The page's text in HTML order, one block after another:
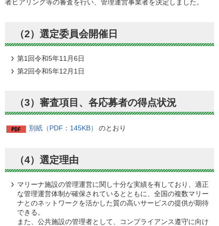
者ヒアリング等の審査を行い、管理運営事業者を決定しました。
（2）選定委員会開催日
第1回令和5年11月6日
第2回令和5年12月1日
（3）審査項目、各応募者の得点状況
別紙（PDF：145KB） のとおり
（4）選定理由
マリーナ施設の管理運営に関し十分な実績を有しており、適正
な管理運営体制が確保されているとともに、全国の複数マリー
ナとのネットワークを活かした質の高いサービスの提供が期待
できる。
また、公共施設の管理者として、コンプライアンス遵守に向け